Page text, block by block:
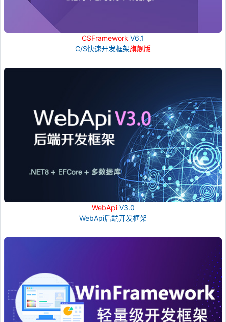
CSFramework V6.1
C/S快速开发框架旗舰版
WebApiV3.0
WebApi后端开发框架